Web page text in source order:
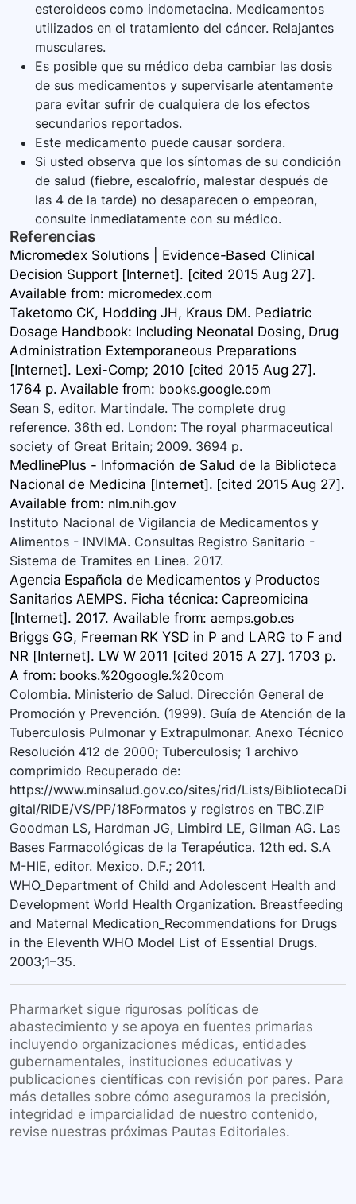
esteroideos como indometacina. Medicamentos
utilizados en el tratamiento del cáncer. Relajantes
musculares.
Es posible que su médico deba cambiar las dosis
de sus medicamentos y supervisarle atentamente
para evitar sufrir de cualquiera de los efectos
secundarios reportados.
Este medicamento puede causar sordera.
Si usted observa que los síntomas de su condición
de salud (fiebre, escalofrío, malestar después de
las 4 de la tarde) no desaparecen o empeoran,
consulte inmediatamente con su médico.
Referencias
Micromedex Solutions | Evidence-Based Clinical
Decision Support [Internet]. [cited 2015 Aug 27].
Available from: micromedex.com
Taketomo CK, Hodding JH, Kraus DM. Pediatric
Dosage Handbook: Including Neonatal Dosing, Drug
Administration Extemporaneous Preparations
[Internet]. Lexi-Comp; 2010 [cited 2015 Aug 27].
1764 p. Available from: books.google.com
Sean S, editor. Martindale. The complete drug
reference. 36th ed. London: The royal pharmaceutical
society of Great Britain; 2009. 3694 p.
MedlinePlus - Información de Salud de la Biblioteca
Nacional de Medicina [Internet]. [cited 2015 Aug 27].
Available from: nlm.nih.gov
Instituto Nacional de Vigilancia de Medicamentos y
Alimentos - INVIMA. Consultas Registro Sanitario -
Sistema de Tramites en Linea. 2017.
Agencia Española de Medicamentos y Productos
Sanitarios AEMPS. Ficha técnica: Capreomicina
[Internet]. 2017. Available from:aemps.gob.es
Briggs GG, Freeman RK YSD in P and LARG to F and
NR [Internet]. LW W 2011 [cited 2015 A 27]. 1703 p.
A from: books.%20google.%20com
Colombia. Ministerio de Salud. Dirección General de
Promoción y Prevención. (1999). Guía de Atención de la
Tuberculosis Pulmonar y Extrapulmonar. Anexo Técnico
Resolución 412 de 2000; Tuberculosis; 1 archivo
comprimido Recuperado de:
https://www.minsalud.gov.co/sites/rid/Lists/BibliotecaDi
gital/RIDE/VS/PP/18Formatos y registros en TBC.ZIP
Goodman LS, Hardman JG, Limbird LE, Gilman AG. Las
Bases Farmacológicas de la Terapéutica. 12th ed. S.A
M-HIE, editor. Mexico. D.F.; 2011.
WHO_Department of Child and Adolescent Health and
Development World Health Organization. Breastfeeding
and Maternal Medication_Recommendations for Drugs
in the Eleventh WHO Model List of Essential Drugs.
2003;1–35.
Pharmarket sigue rigurosas políticas de
abastecimiento y se apoya en fuentes primarias
incluyendo organizaciones médicas, entidades
gubernamentales, instituciones educativas y
publicaciones científicas con revisión por pares. Para
más detalles sobre cómo aseguramos la precisión,
integridad e imparcialidad de nuestro contenido,
revise nuestras próximas Pautas Editoriales.